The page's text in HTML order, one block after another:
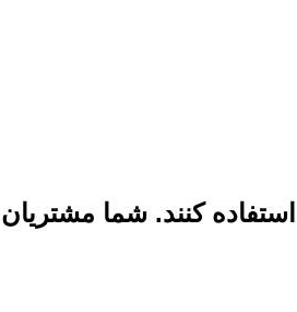
کنند. شما مشتریان